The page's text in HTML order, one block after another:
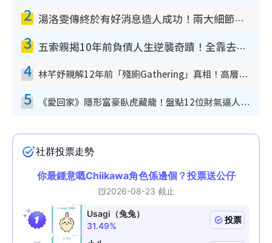
2 湯洛雯傳終於有好消息造人成功！兩大細節曝孕味極濃惹猜測：大肚婆先會咁！
3 五索親揭10年前負債人生逆襲奇蹟！全靠去一地方轉運後即遇上馬先生
4 林芊妤親解12年前「殘廁Gathering」真相！高層解約一句話重創尊嚴至今拒返TVB
5 《愛回家》隱形富豪臥虎藏龍！盤點12位財氣逼人的有錢藝人：呢位靚女3億身家唔憂做